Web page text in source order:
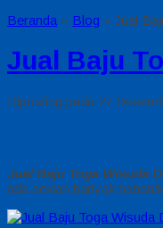
Beranda » Blog » Jual
Jual Baju
Diposting pada 27
Jual Baju Toga Wisuda
ada sekian banyak